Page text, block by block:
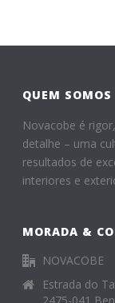
o
k
QUEM SOMOS
Novacobe é
detalhe – uma
resultados de
interiores e
MORADA &
NOVACOBE
Estrada do